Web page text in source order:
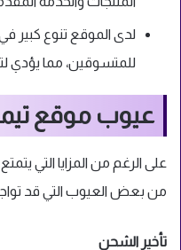
لدى الموقع تنوع كبير
للمتسوقين، مما يؤدي
عيوب موقع
على الرغم من المزايا التي
من بعض العيوب التي قد
تأخير الشحن